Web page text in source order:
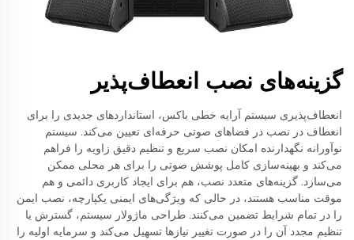
گزینه‌های نصب انعطاف‌پذیر
انعطاف‌پذیری سیستم آرایه خطی باکس، استانداردهای جدیدی را برای
انعطاف در نصب در فضاهای صوتی حرفه‌ای تعیین می‌کند. سیستم
نوآورانه نگهدارنده امکان نصب سریع و تنظیم دقیق زاویه را فراهم
می‌کند و بهینه‌سازی کامل پوشش صوتی را برای هر محلی ممکن
می‌سازد. گزینه‌های متعدد نصب، هم برای ایجاد کاربری دائمی و هم
موقت مناسب هستند، در حالی که ویژگی‌های ایمنی یکپارچه، نصب ایمن
را در تمام شرایط تضمین می‌کنند. طراحی ماژولار سیستم، گسترش یا
تنظیم مجدد آن را در صورت تغییر نیازها تسهیل می‌کند و سرمایه اولیه را